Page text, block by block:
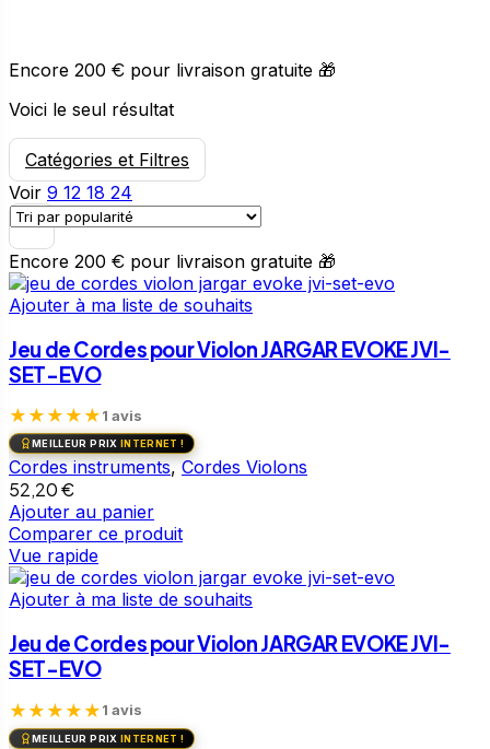
Encore 200 € pour livraison gratuite 🎁
Voici le seul résultat
Catégories et Filtres
Voir 9 12 18 24
Encore 200 € pour livraison gratuite 🎁
Ajouter à ma liste de souhaits
Jeu de Cordes pour Violon JARGAR EVOKE JVI-
SET-EVO
★ ★ ★ ★ ★1 avis
MEILLEUR PRIX INTERNET !
Cordes instruments,Cordes Violons
52,20€
Ajouter au panier
Comparer ce produit
Vue rapide
Ajouter à ma liste de souhaits
Jeu de Cordes pour Violon JARGAR EVOKE JVI-
SET-EVO
★ ★ ★ ★ ★1 avis
MEILLEUR PRIX INTERNET !